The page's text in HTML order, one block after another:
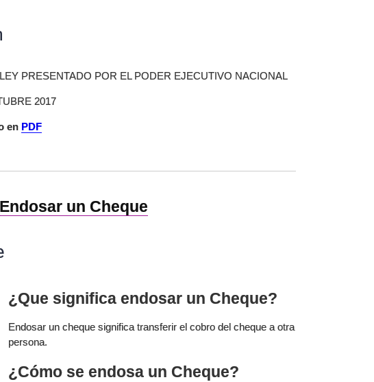
PRESENTADO POR EL PODER EJECUTIVO NACIONAL
2017
en PDF
Endosar un Cheque
¿Que significa endosar un Cheque?
Endosar un cheque significa transferir el cobro del cheque a otra
persona.
¿Cómo se endosa un Cheque?